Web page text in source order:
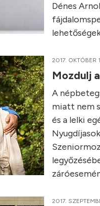
Dénes
2017. OKTÓBER
Mozdulj
A
miatt nem
és a lelki
2017.